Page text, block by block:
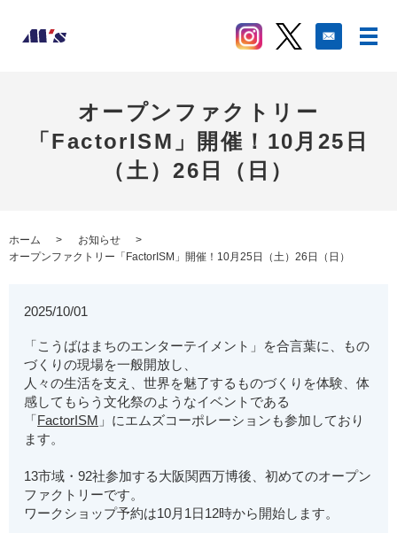
オープンファクトリー
「FactorISM」開催！10月25日
（土）26日（日）
ホーム
お知らせ
オープンファクトリー「FactorISM」開催！10月25日（土）26日（日）
2025/10/01
「こうばはまちのエンターテイメント」を合言葉に、もの
づくりの現場を一般開放し、
人々の生活を支え、世界を魅了するものづくりを体験、体
感してもらう文化祭のようなイベントである
「FactorISM 」にエムズコーポレーションも参加しており
ます。
13市域・92社参加する大阪関西万博後、初めてのオープン
ファクトリーです。
ワークショップ予約は10月1日12時から開始します。